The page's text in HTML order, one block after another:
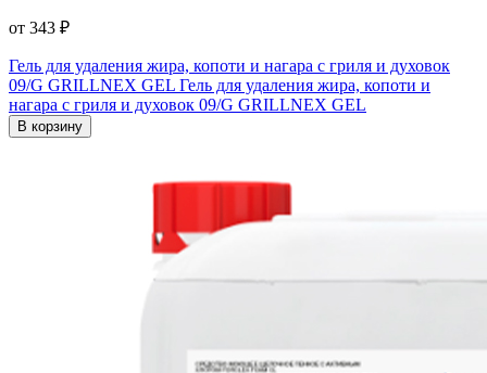
от 343 ₽
Гель для удаления жира, копоти и нагара с гриля и духовок
09/G GRILLNEX GEL Гель для удаления жира, копоти и
нагара с гриля и духовок 09/G GRILLNEX GEL
В корзину